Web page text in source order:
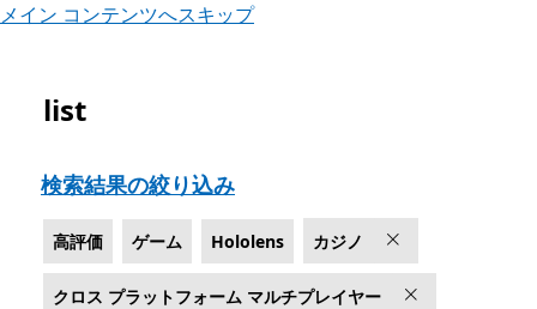
メイン コンテンツへスキップ
Microsoft.com をリスト
list
検索結果の絞り込み
高評価 ゲーム Hololens カジノ
クロス プラットフォーム マルチプレイヤー